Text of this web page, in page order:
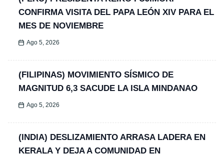
CONFIRMA VISITA DEL PAPA LEÓN XIV PARA EL
MES DE NOVIEMBRE
Ago 5, 2026
(FILIPINAS) MOVIMIENTO SÍSMICO DE
MAGNITUD 6,3 SACUDE LA ISLA MINDANAO
Ago 5, 2026
(INDIA) DESLIZAMIENTO ARRASA LADERA EN
KERALA Y DEJA A COMUNIDAD EN